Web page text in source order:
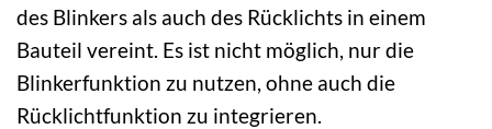
des Blinkers als auch des Rücklichts in einem
Bauteil vereint. Es ist nicht möglich, nur die
Blinkerfunktion zu nutzen, ohne auch die
Rücklichtfunktion zu integrieren.